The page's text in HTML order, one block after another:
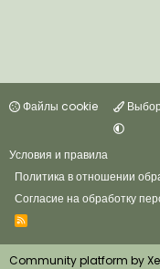
Файлы cookie
Условия и правила
Политика в отношении
Согласие на обработку
R
S
S
Community platform by